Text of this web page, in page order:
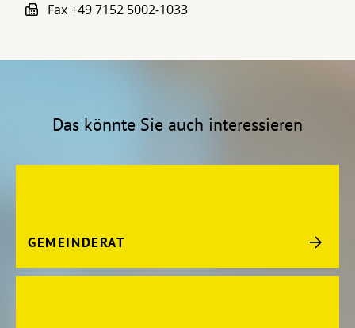
Fax+49 7152 5002-1033
Das könnte Sie auch interessieren
GEMEINDERAT